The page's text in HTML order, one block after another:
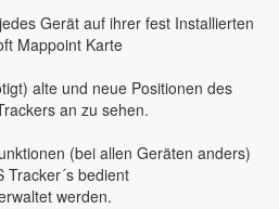
Gerät auf ihrer fest Installierten
Mappoint Karte
alte und neue Positionen des
an zu sehen.
(bei allen Geräten anders)
Tracker´s bedient
werden.